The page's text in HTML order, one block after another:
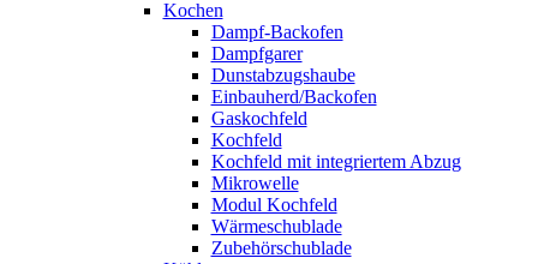
Kochen
Dampf-Backofen
Dampfgarer
Dunstabzugshaube
Einbauherd/Backofen
Gaskochfeld
Kochfeld
Kochfeld mit integriertem Abzug
Mikrowelle
Modul Kochfeld
Wärmeschublade
Zubehörschublade